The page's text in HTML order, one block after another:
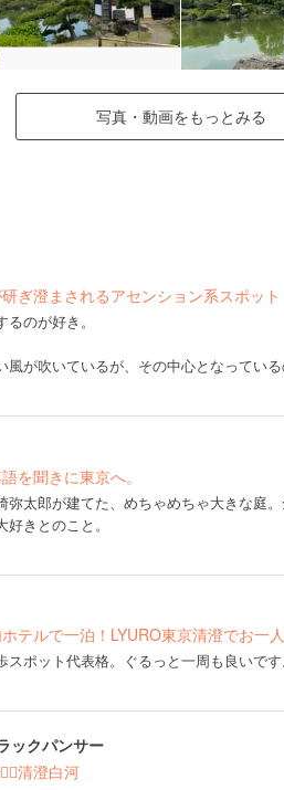
写真・動画をもっとみる
ぎ澄まされるアセンション系スポット
のが好き。
風が吹いているが、その中心となっている
を聞きに東京へ。
弥太郎が建てた、めちゃめちゃ大きな庭
きとのこと。
テルで一泊！LYURO東京清澄でお一
スポット代表格。ぐるっと一周も良いです
ックパンサー
清澄白河